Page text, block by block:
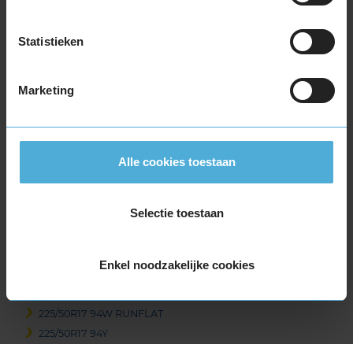
Statistieken
Marketing
Alle cookies toestaan
Selectie toestaan
Enkel noodzakelijke cookies
215/55R17 94W
225/50R17 94W RUNFLAT
225/50R17 94Y